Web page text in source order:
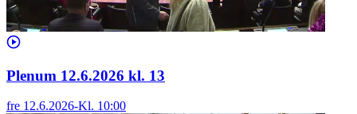
Plenum 12.6.2026 kl. 13
fre 12.6.2026-Kl. 10:00